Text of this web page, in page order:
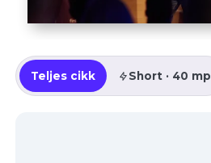
Teljes cikk Short · 40 mp